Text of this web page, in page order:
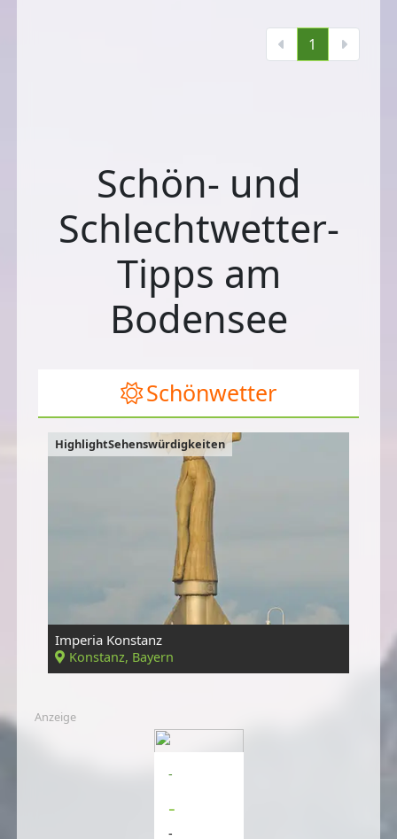
1
Schön- und
Schlechtwetter-
Tipps am
Bodensee
Schönwetter
HighlightSehenswürdigkeiten
Imperia Konstanz
Konstanz, Bayern
Anzeige
-
-
-